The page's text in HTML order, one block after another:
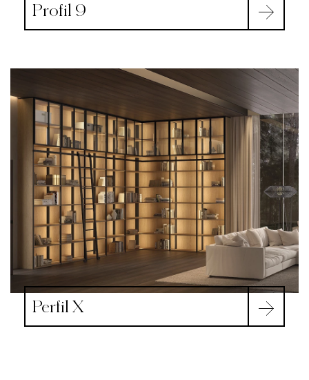
Profil 9
Perfil X